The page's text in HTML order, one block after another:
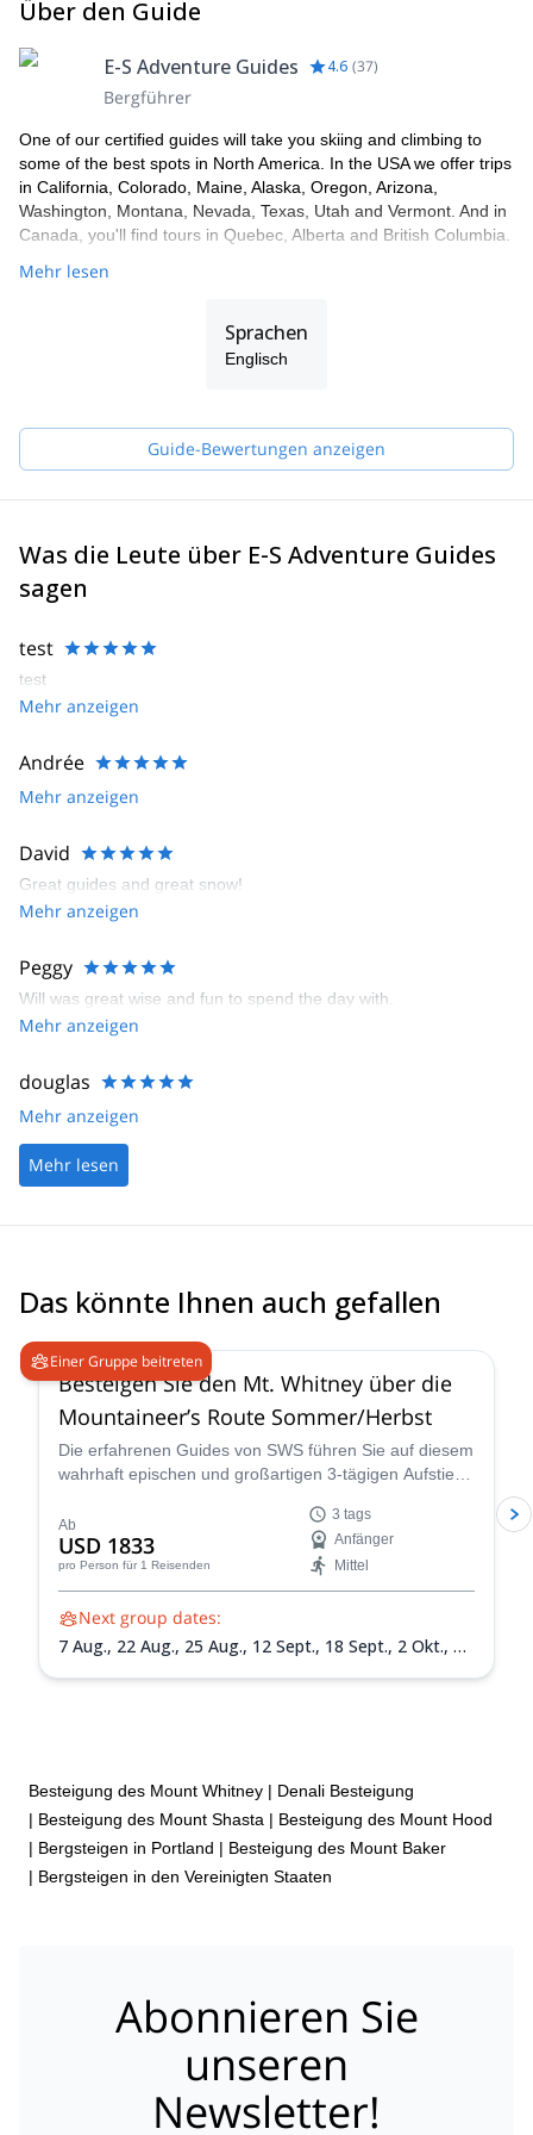
Über den Guide
E-S Adventure Guides 4.6 (37)
Bergführer
One of our certified guides will take you skiing and climbing to
some of the best spots in North America. In the USA we offer trips
in California, Colorado, Maine, Alaska, Oregon, Arizona,
Washington, Montana, Nevada, Texas, Utah and Vermont. And in
Canada, you'll find tours in Quebec, Alberta and British Columbia.
Mehr lesen
Sprachen
Englisch
Guide-Bewertungen anzeigen
Was die Leute über E-S Adventure Guides
sagen
test
test
Mehr anzeigen
Andrée
Mehr anzeigen
David
Great guides and great snow!
Mehr anzeigen
Peggy
Will was great wise and fun to spend the day with.
Mehr anzeigen
douglas
Mehr anzeigen
Mehr lesen
Das könnte Ihnen auch gefallen
Einer Gruppe beitreten
4.9
Besteigen Sie den Mt. Whitney über die
Mountaineer’s Route Sommer/Herbst
Die erfahrenen Guides von SWS führen Sie auf diesem
wahrhaft epischen und großartigen 3-tägigen Aufstieg
Route, einen beliebten und klassischen Pfad, der Sie
durch einige der einzigartigsten Landschaften und
Gelände in Kalifornien führt.
Ab
USD 1833
pro Person für 1 Reisenden
3 tags
Anfänger
Mittel
Next group dates:
7 Aug., 22 Aug., 25 Aug., 12 Sept., 18 Sept., 2 Okt., 12
10 Sept. 2027,14 Sept. 2027,18 Sept. 2027,22 Sept.
2027,25 Sept. 2027,28 Sept. 2027,1 Okt. 2027
Besteigung des Mount Whitney | Denali Besteigung
| Besteigung des Mount Shasta | Besteigung des Mount Hood
| Bergsteigen in Portland | Besteigung des Mount Baker
| Bergsteigen in den Vereinigten Staaten
Abonnieren Sie
unseren
Newsletter!